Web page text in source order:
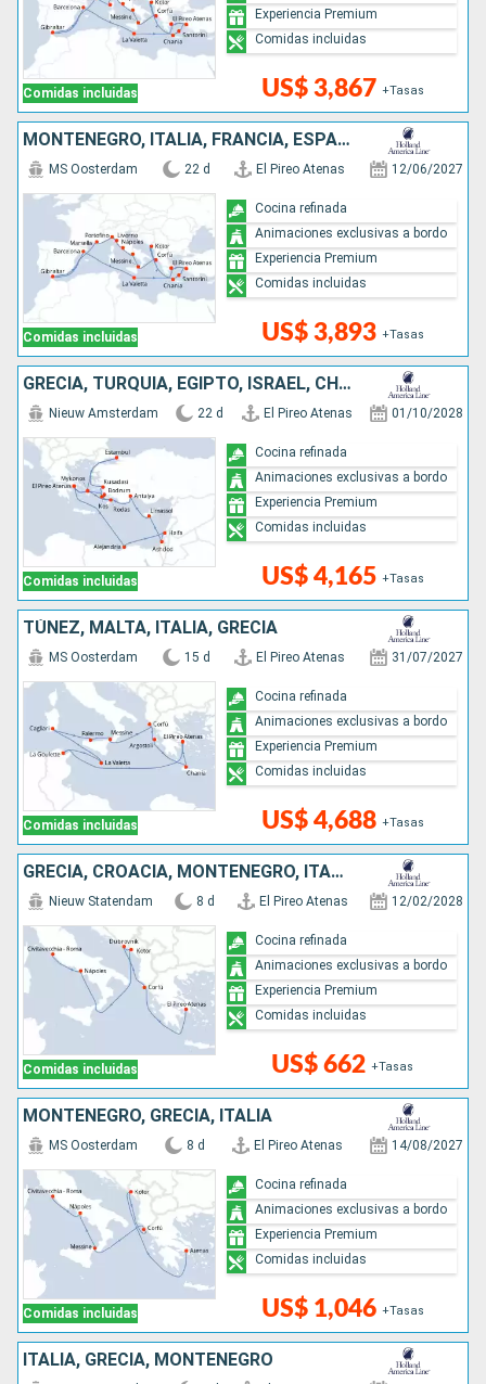
Comidas incluidas US$ 3,867 +Tasas
Experiencia Premium
Comidas incluidas
MONTENEGRO, ITALIA, FRANCIA, ESPAÑA, MALTA, GRECIA, TURQUÍA
Comidas incluidas
MS Oosterdam 22 d El Pireo Atenas 12/06/2027
US$ 3,893 +Tasas
Cocina refinada
Animaciones exclusivas a bordo
Experiencia Premium
Comidas incluidas
GRECIA, TURQUÍA, EGIPTO, ISRAEL, CHIPRE
Comidas incluidas
Nieuw Amsterdam 22 d El Pireo Atenas 01/10/2028
US$ 4,165 +Tasas
Cocina refinada
Animaciones exclusivas a bordo
Experiencia Premium
Comidas incluidas
TÚNEZ, MALTA, ITALIA, GRECIA
Comidas incluidas
MS Oosterdam 15 d El Pireo Atenas 31/07/2027
US$ 4,688 +Tasas
Cocina refinada
Animaciones exclusivas a bordo
Experiencia Premium
Comidas incluidas
GRECIA, CROACIA, MONTENEGRO, ITALIA
Comidas incluidas
Nieuw Statendam 8 d El Pireo Atenas 12/02/2028
US$ 662 +Tasas
Cocina refinada
Animaciones exclusivas a bordo
Experiencia Premium
Comidas incluidas
MONTENEGRO, GRECIA, ITALIA
Comidas incluidas
MS Oosterdam 8 d El Pireo Atenas 14/08/2027
US$ 1,046 +Tasas
Cocina refinada
Animaciones exclusivas a bordo
Experiencia Premium
Comidas incluidas
ITALIA, GRECIA, MONTENEGRO